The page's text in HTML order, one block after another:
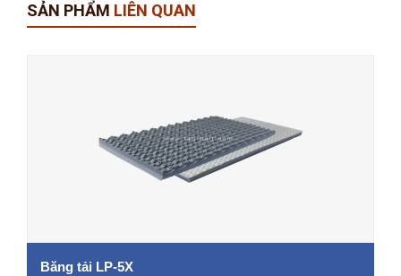
SẢN PHẨM LIÊN QUAN
Băng tải LP-5X